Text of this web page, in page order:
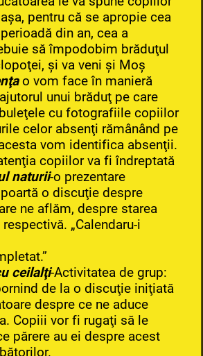
pentru că se apropie cea
din an, cea a
să împodobim brăduţul
şi va veni şi Moş
o vom face în manieră
unui brăduţ pe care
cu fotografiile copiilor
celor absenţi rămânând pe
vom identifica absenţii.
copiilor va fi îndreptată
naturii-o prezentare
o discuţie despre
ne aflăm, despre starea
„Calendaru-i
ceilalţi-Activitatea de grup:
de la o discuţie iniţiată
despre ce ne aduce
Copiii vor fi rugaţi să le
părere au ei despre acest